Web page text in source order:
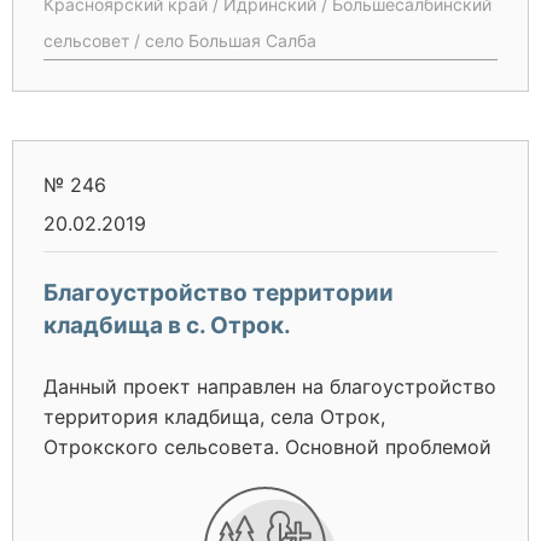
д. Средняя Салба существует острейшая
необходимость в водоотведении весенних
жилые дома, дороги, для жителей и гостей
нашего села.
Красноярский край / Идринский / Большесалбинский
сельсовет / село Большая Салба
№ 246
20.02.2019
Благоустройство территории
кладбища в с. Отрок.
Данный проект направлен на благоустройство
территория кладбища, села Отрок,
Отрокского сельсовета. Основной проблемой
2001 году и практически разрушенный на